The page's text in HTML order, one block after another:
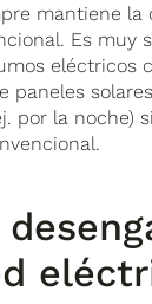
mantiene la
Es muy
eléctricos
paneles
por la noche)